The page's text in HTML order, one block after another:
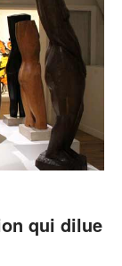
qui dilue